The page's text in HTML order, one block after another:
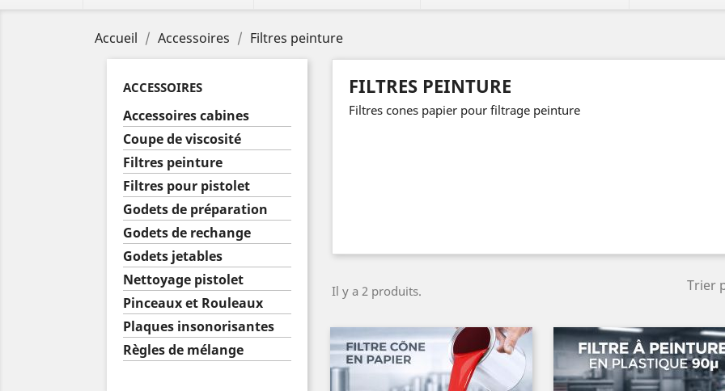
Accueil Accessoires Filtres peinture
ACCESSOIRES
Accessoires cabines
Coupe de viscosité
Filtres peinture
Filtres pour pistolet
Godets de préparation
Godets de rechange
Godets jetables
Nettoyage pistolet
Pinceaux et Rouleaux
Plaques insonorisantes
Règles de mélange
FILTRES PEINTURE
Filtres cones papier pour filtrage peinture
Il y a 2 produits.
Trier